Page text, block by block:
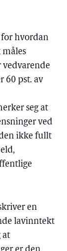
for hvordan
måles
60 pst. av
seg at
ved
ikke fullt
en
lavinntekt
at